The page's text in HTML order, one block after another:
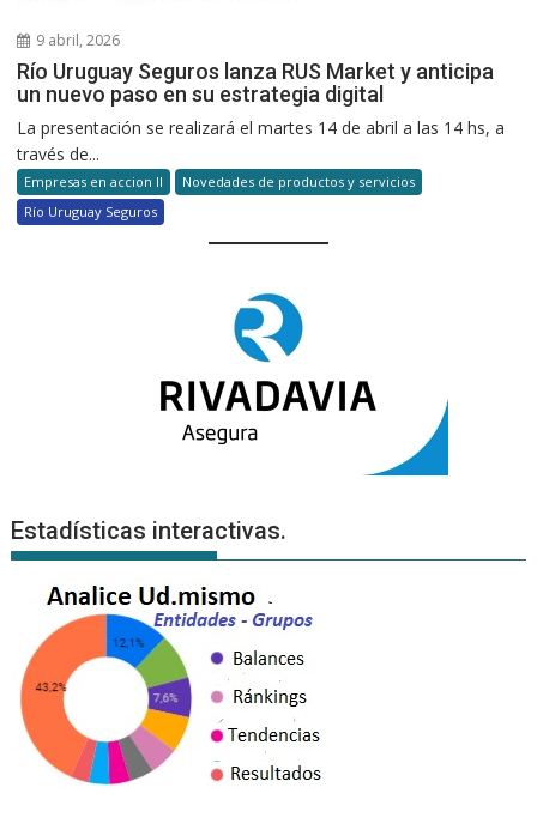
9 abril, 2026
Río Uruguay Seguros lanza RUS Market y anticipa
un nuevo paso en su estrategia digital
La presentación se realizará el martes 14 de abril a las 14 hs, a
través de...
Empresas en accion II
Novedades de productos y servicios
Río Uruguay Seguros
Estadísticas interactivas.